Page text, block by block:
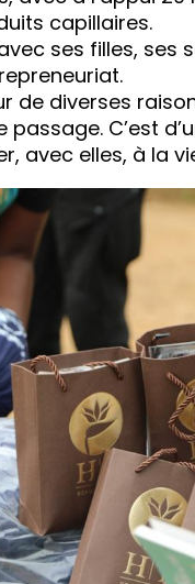
capillaires.
ses filles,
de diverses
passage. C’est
avec elles, à la